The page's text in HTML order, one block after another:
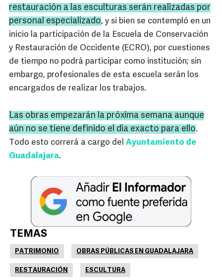
restauración a las esculturas serán realizadas por
personal especializado, y si bien se contempló en un
inicio la participación de la Escuela de Conservación
y Restauración de Occidente (ECRO), por cuestiones
de tiempo no podrá participar como institución; sin
embargo, profesionales de esta escuela serán los
encargados de realizar los trabajos.
Las obras empezarán la próxima semana aunque
aún no se tiene definido el día exacto para ello.
Todo esto correrá a cargo del Ayuntamiento de
Guadalajara.
TEMAS
PATRIMONIO OBRAS PÚBLICAS EN GUADALAJARA
RESTAURACIÓN ESCULTURA